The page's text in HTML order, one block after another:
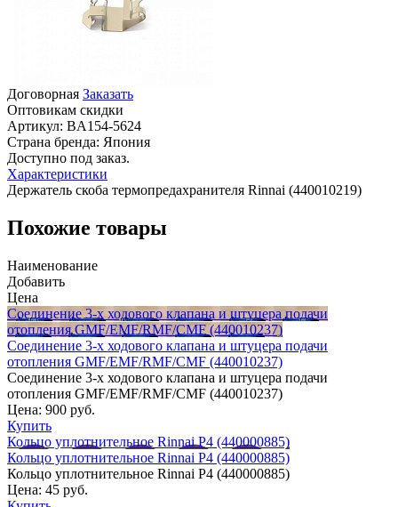
Договорная Заказать
Оптовикам скидки
Артикул: BA154-5624
Страна бренда: Япония
Доступно под заказ.
Характеристики
Держатель скоба термопредахранителя Rinnai (440010219)
Похожие товары
Наименование
Добавить
Цена
Соединение 3-х ходового клапана и штуцера подачи
отопления GMF/EMF/RMF/CMF (440010237)
Соединение 3-х ходового клапана и штуцера подачи
отопления GMF/EMF/RMF/CMF (440010237)
Соединение 3-х ходового клапана и штуцера подачи
отопления GMF/EMF/RMF/CMF (440010237)
Цена: 900 руб.
Купить
Кольцо уплотнительное Rinnai Р4 (440000885)
Кольцо уплотнительное Rinnai Р4 (440000885)
Кольцо уплотнительное Rinnai Р4 (440000885)
Цена: 45 руб.